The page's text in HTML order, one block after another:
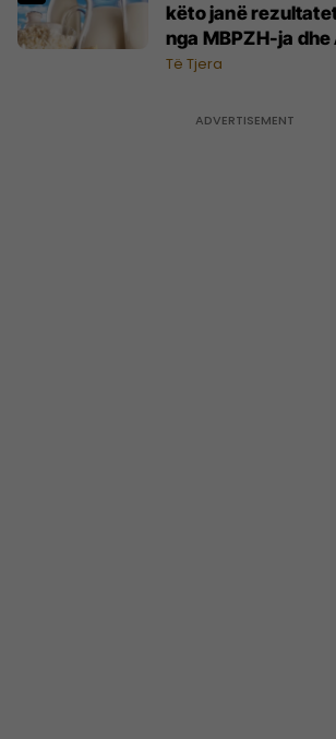
këto janë
nga MBPZH-ja dhe
Të Tjera